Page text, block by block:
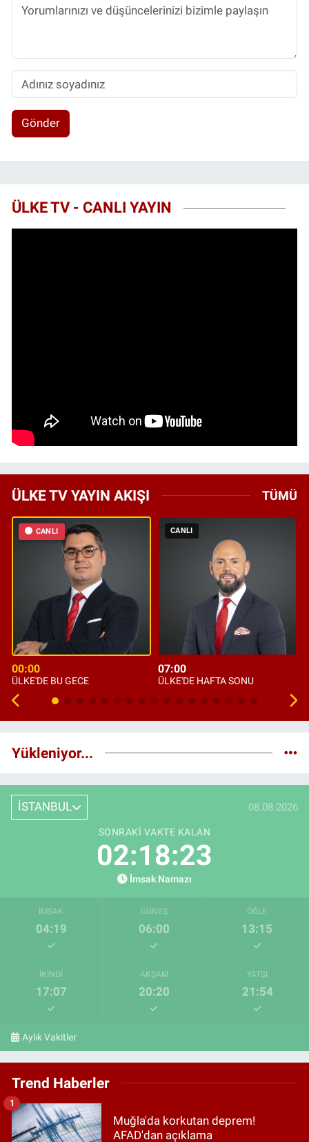
Gönder
ÜLKE TV - CANLI YAYIN
ÜLKE TV YAYIN AKIŞI TÜMÜ
CANLI
00:00
ÜLKE'DE BU GECE
CANLI
07:00
ÜLKE'DE HAFTA SONU
Yükleniyor...
İSTANBUL 08.08.2026
SONRAKI VAKTE KALAN
02:18:22
İmsak Namazı
İMSAK
04:19
GÜNEŞ
06:00
ÖĞLE
13:15
İKINDI
17:07
AKŞAM
20:20
YATSI
21:54
Aylık Vakitler
Trend Haberler
Muğla'da korkutan deprem!
AFAD'dan açıklama
1